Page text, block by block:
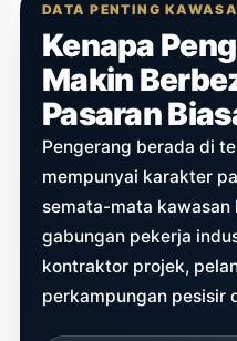
DATA PENTING
Kenapa
Makin
Pasaran
Pengerang berada di
mempunyai karakter
semata-mata
gabungan pekerja
kontraktor projek,
perkampungan pesisir